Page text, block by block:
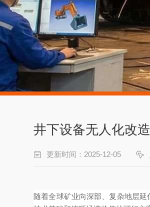
井下设备无人化改
更新时间：2025-12-05
随着全球矿业向深部、复杂地层